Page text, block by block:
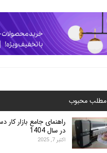
مطلب محبوب
راهنمای جامع بازار کار
در سال 1404
اکتبر 7, 2025